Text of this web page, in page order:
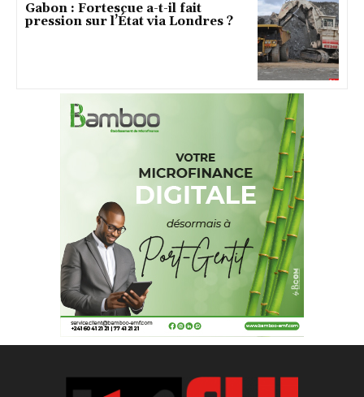
Gabon : Fortescue a-t-il fait
pression sur l’État via Londres ?